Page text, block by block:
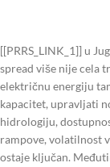
[[PRRS_LINK_1]] u
spread više nije cela
električnu energiju
kapacitet, upravljati
hidrologiju,
rampove, volatilnost
ostaje ključan.